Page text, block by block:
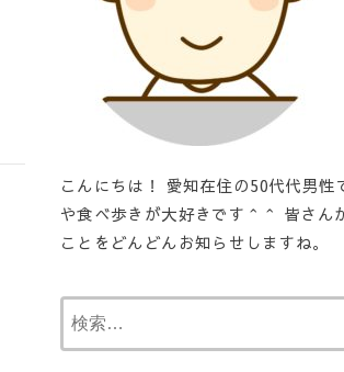
こんにちは！ 愛知在住の50代代男性
や食べ歩きが大好きです＾＾ 皆さん
ことをどんどんお知らせしますね。